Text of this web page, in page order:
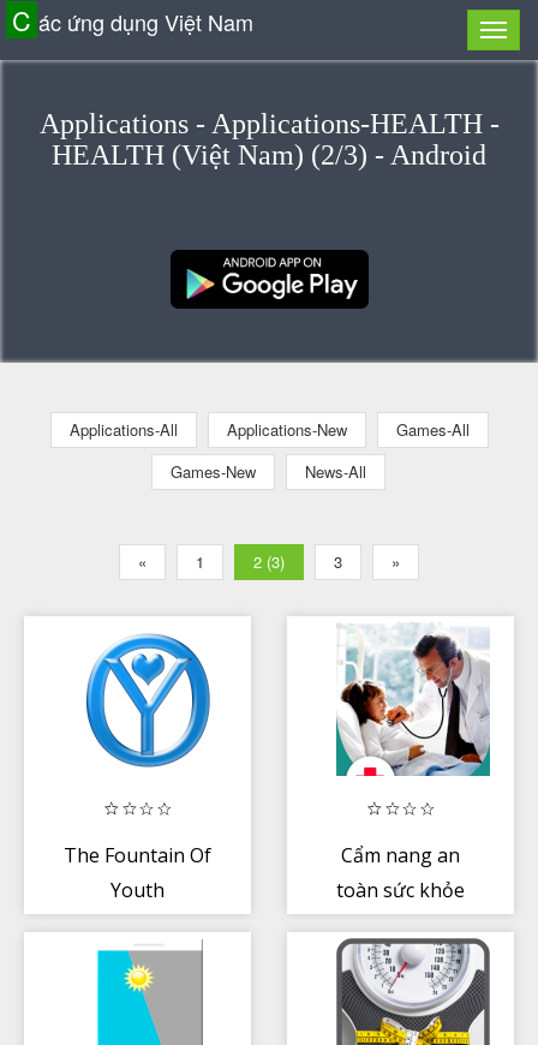
C ác ứng dụng Việt Nam
Applications - Applications-HEALTH -
HEALTH (Việt Nam) (2/3) - Android
Applications-All Applications-New
Games-All
Games-New
News-All
« 1 2 (3) 3 »
The Fountain Of
Youth
Cẩm nang an
toàn sức khỏe